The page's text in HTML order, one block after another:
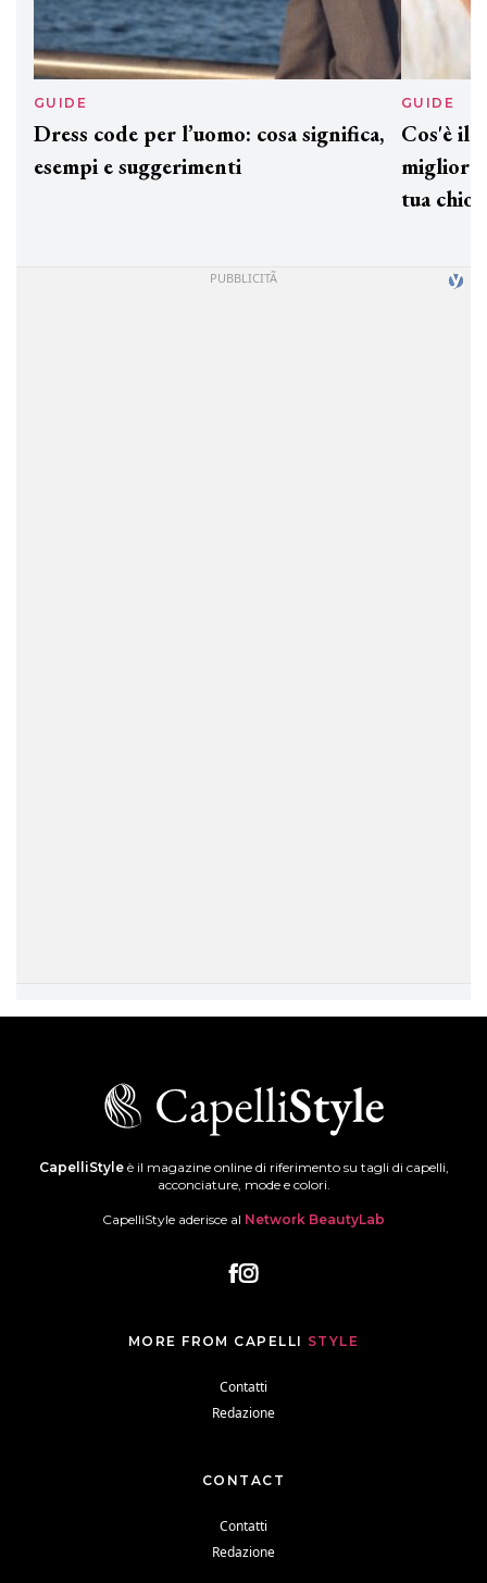
GUIDE
Dress code per l’uomo: cosa significa,
esempi e suggerimenti
GUIDE
tua
CapelliStyleè il magazine online di riferimento su tagli di capelli,
acconciature, mode e colori.
CapelliStyle aderisce al Network BeautyLab
MORE FROM CAPELLI STYLE
Contatti
Redazione
CONTACT
Contatti
Redazione